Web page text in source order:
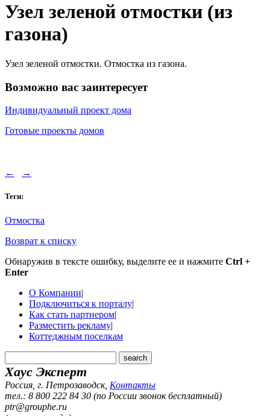
Узел зеленой отмостки (из
газона)
Узел зеленой отмостки. Отмостка из газона.
Возможно вас заинтересует
Индивидуальный проект дома
Готовые проекты домов
← →
Теги:
Отмостка
Возврат к списку
Обнаружив в тексте ошибку, выделите ее и нажмите Ctrl +
Enter
О Компании|
Подключиться к порталу|
Как стать партнером|
Разместить рекламу|
Коттеджным поселкам
Хаус Эксперт
Россия, г. Петрозаводск, Контакты
тел.: 8 800 222 84 30 (по России звонок бесплатный)
ptr@grouphe.ru